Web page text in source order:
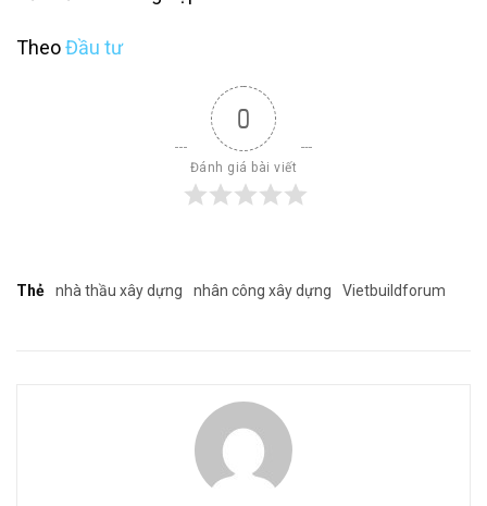
TheoĐầu tư
0
Đánh giá bài viết
Thẻ nhà thầu xây dựng nhân công xây dựng Vietbuildforum